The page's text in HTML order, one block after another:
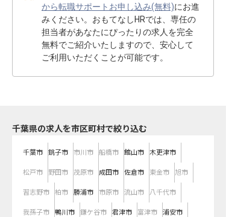
から転職サポートお申し込み(無料)にお進
みください。おもてなしHRでは、専任の
担当者があなたにぴったりの求人を完全
無料でご紹介いたしますので、安心して
ご利用いただくことが可能です。
千葉県の求人を市区町村で絞り込む
千葉市 銚子市 市川市 船橋市 館山市 木更津市
松戸市 野田市 茂原市 成田市 佐倉市 東金市 旭市
習志野市 柏市 勝浦市 市原市 流山市 八千代市
我孫子市 鴨川市 鎌ケ谷市 君津市 富津市 浦安市